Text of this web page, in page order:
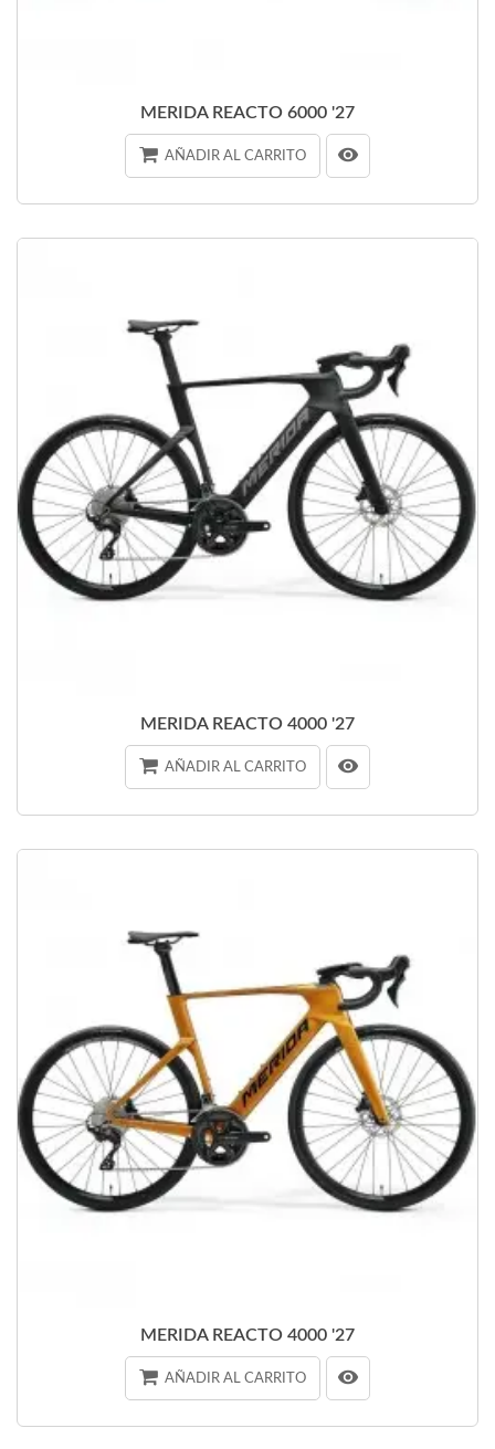
MERIDA REACTO 6000 '27
AÑADIR AL CARRITO
MERIDA REACTO 4000 '27
AÑADIR AL CARRITO
MERIDA REACTO 4000 '27
AÑADIR AL CARRITO